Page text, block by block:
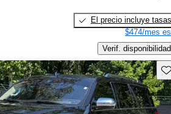
El precio incluye tasas
$474/mes
Verif. disponibilidad